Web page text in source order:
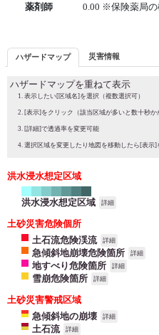
薬剤師 0.00 ※保険薬局
ハザードマップ 災害情報
ハザードマップを重ねて表示
表示したい[区域名]を選択（複数選択可）
[表示]をクリック（該当区域が多いと数十秒か
[詳細]で透過率を変更可能
選択区域を変更したり地図を移動したら[表示]
洪水浸水想定区域
洪水浸水想定区域 詳細
土砂災害危険個所
土石流危険渓流
詳細
急傾斜地崩壊危険箇所 詳細
地すべり危険箇所 詳細
雪崩危険箇所 詳細
土砂災害警戒区域
急傾斜地の崩壊
詳細
土石流 詳細